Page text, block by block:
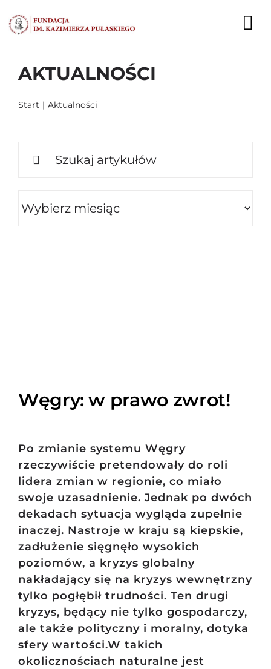
do
zawartości
DZIAŁALNOŚĆ
AKTUALNOŚCI
Start Aktualności
Węgry: w prawo zwrot!
Po zmianie systemu Węgry
rzeczywiście pretendowały do roli
lidera zmian w regionie, co miało
swoje uzasadnienie. Jednak po dwóch
dekadach sytuacja wygląda zupełnie
inaczej. Nastroje w kraju są kiepskie,
zadłużenie sięgnęło wysokich
poziomów, a kryzys globalny
nakładający się na kryzys wewnętrzny
tylko pogłębił trudności. Ten drugi
kryzys, będący nie tylko gospodarczy,
ale także polityczny i moralny, dotyka
sfery wartości.W takich
okolicznościach naturalne jest